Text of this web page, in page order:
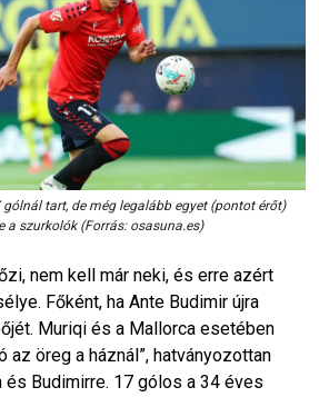
tart, de még legalább egyet (pontot érőt)
a szurkolók (Forrás: osasuna.es)
nem kell már neki, és erre azért
Főként, ha Ante Budimir újra
Muriqi és a Mallorca esetében
az öreg a háznál”, hatványozottan
és Budimirre. 17 gólos a 34 éves